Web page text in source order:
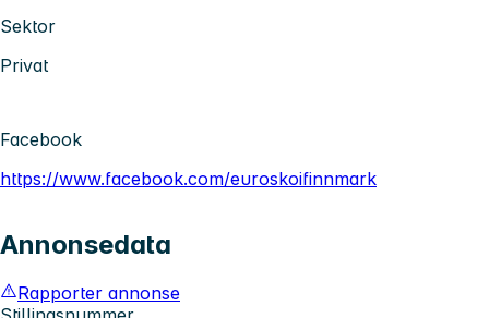
Sektor
Privat
Facebook
https://www.facebook.com/euroskoifinnmark
Annonsedata
Rapporter annonse